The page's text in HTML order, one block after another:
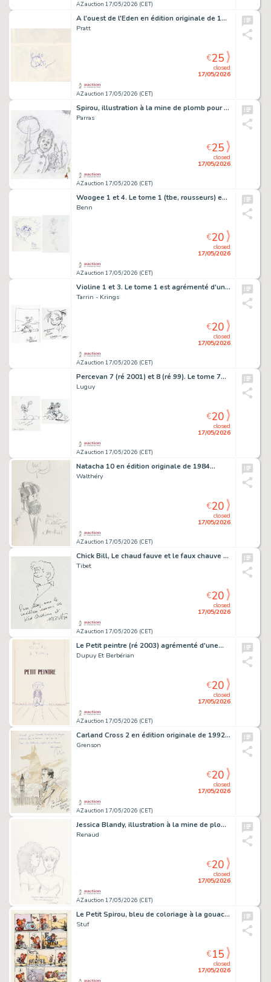
AZ auction 17/05/2026 (CET)
A l'ouest de l'Eden en édition originale de 1979…
Pratt
AZ auction 17/05/2026 (CET)
closed
17/05/2026
€25
Spirou, illustration à la mine de plomb pour le…
Parras
AZ auction 17/05/2026 (CET)
closed
17/05/2026
€25
Woogee 1 et 4. Le tome 1 (tbe, rousseurs) est…
Benn
AZ auction 17/05/2026 (CET)
closed
17/05/2026
€20
Violine 1 et 3. Le tome 1 est agrémenté d'une…
Tarrin - Krings
AZ auction 17/05/2026 (CET)
closed
17/05/2026
€20
Percevan 7 (ré 2001) et 8 (ré 99). Le tome 7…
Luguy
AZ auction 17/05/2026 (CET)
closed
17/05/2026
€20
Natacha 10 en édition originale de 1984…
Walthéry
AZ auction 17/05/2026 (CET)
closed
17/05/2026
€20
Chick Bill, Le chaud fauve et le faux chauve en…
Tibet
AZ auction 17/05/2026 (CET)
closed
17/05/2026
€20
Le Petit peintre (ré 2003) agrémenté d'une…
Dupuy Et Berbérian
AZ auction 17/05/2026 (CET)
closed
17/05/2026
€20
Carland Cross 2 en édition originale de 1992…
Grenson
AZ auction 17/05/2026 (CET)
closed
17/05/2026
€20
Jessica Blandy, illustration à la mine de plomb…
Renaud
AZ auction 17/05/2026 (CET)
closed
17/05/2026
€20
Le Petit Spirou, bleu de coloriage à la gouache…
Stuf
closed
17/05/2026
€15